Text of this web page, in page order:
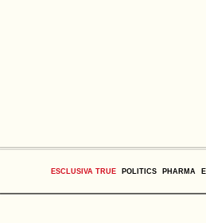
ESCLUSIVA TRUE POLITICS PHARMA